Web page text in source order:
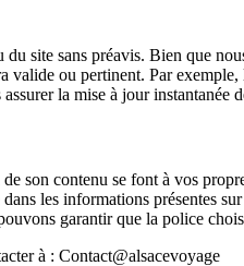
site sans préavis. Bien que
ou pertinent. Par exemple,
la mise à jour instantanée
son contenu se font à vos
les informations présentes
garantir que la police
à : Contact@alsacevoyage